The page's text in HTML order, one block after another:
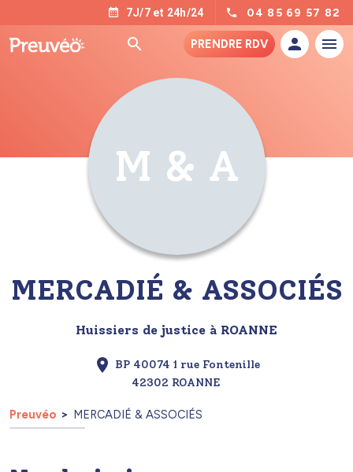
7J/7 et 24h/24 04 85 69 57 82
PRENDRE RDV
M & A
MERCADIÉ & ASSOCIÉS
Huissiers de justice à ROANNE
BP 40074 1 rue Fontenille
42302 ROANNE
Preuvéo MERCADIÉ & ASSOCIÉS